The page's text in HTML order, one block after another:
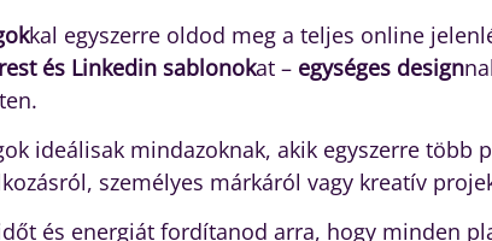
kal egyszerre oldod meg a teljes online
és Linkedin sablonokat – egységes design
ideálisak mindazoknak, akik egyszerre
személyes márkáról vagy kreatív
és energiát fordítanod arra, hogy minden